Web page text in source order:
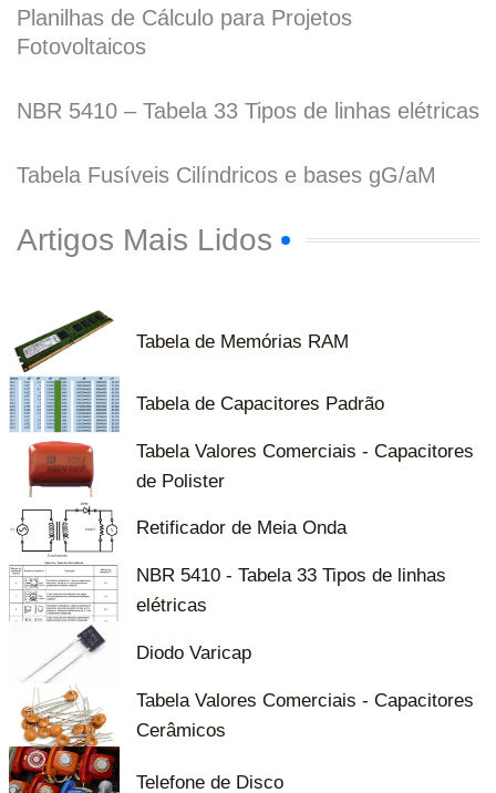
Planilhas de Cálculo para Projetos
Fotovoltaicos
NBR 5410 – Tabela 33 Tipos de linhas elétricas
Tabela Fusíveis Cilíndricos e bases gG/aM
Artigos Mais Lidos
Tabela de Memórias RAM
Tabela de Capacitores Padrão
Tabela Valores Comerciais - Capacitores
de Polister
Retificador de Meia Onda
NBR 5410 - Tabela 33 Tipos de linhas
elétricas
Diodo Varicap
Tabela Valores Comerciais - Capacitores
Cerâmicos
Telefone de Disco